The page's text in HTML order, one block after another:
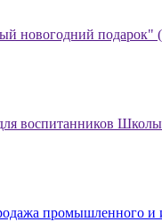
новогодний подарок"
воспитанников Школы
промышленного и